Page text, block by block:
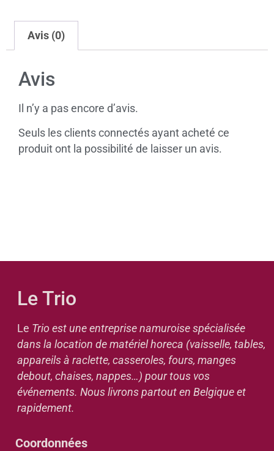
Avis (0)
Avis
Il n’y a pas encore d’avis.
Seuls les clients connectés ayant acheté ce
produit ont la possibilité de laisser un avis.
Le Trio
Le Trio est une entreprise namuroise spécialisée
dans la location de matériel horeca (vaisselle, tables,
appareils à raclette, casseroles, fours, manges
debout, chaises, nappes…) pour tous vos
événements. Nous livrons partout en Belgique et
rapidement.
Coordonnées